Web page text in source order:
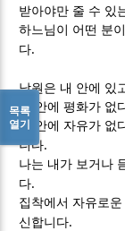
받아야만 줄 수 있
하느님이 어떤 분
다.
낙원은 내 안에 있
내 안에 평화가 없
내 안에 자유가 없
니다.
나는 내가 보거나
다.
집착에서 자유로
신합니다.
목록
열기